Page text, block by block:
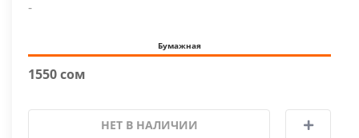
-
Бумажная
1550 сом
НЕТ В НАЛИЧИИ